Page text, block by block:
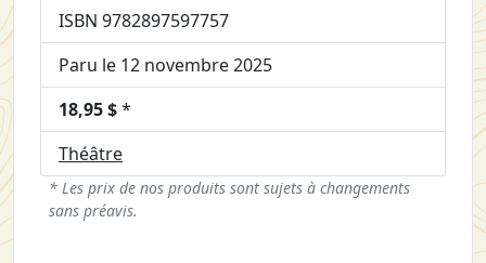
ISBN 9782897597757
Paru le 12 novembre 2025
18,95 $*
Théâtre
* Les prix de nos produits sont sujets à changements
sans préavis.